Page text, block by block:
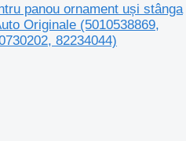
panou ornament uși stânga
Originale (5010538869,
82234044)